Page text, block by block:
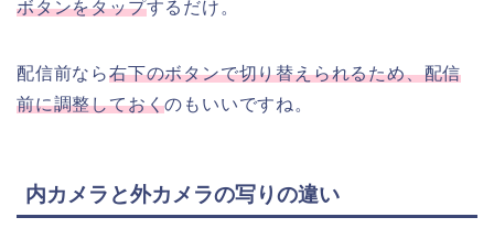
ボタンをタップするだけ。
配信前なら右下のボタンで切り替えられるため、配信
前に調整しておくのもいいですね。
内カメラと外カメラの写りの違い